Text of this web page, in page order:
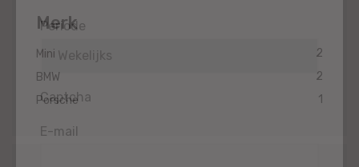
Merk
Mini
2
BMW
2
Porsche
1
Periode
Captcha
E-mail